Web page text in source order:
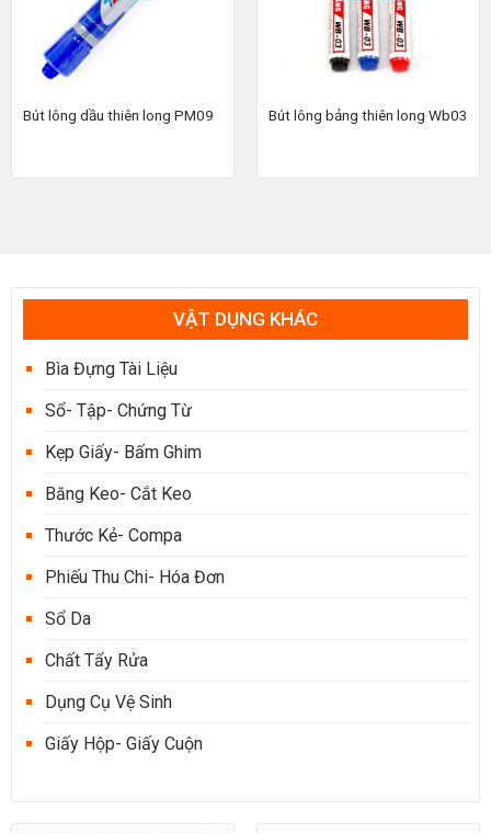
Bút lông dầu thiên long PM09 Bút lông bảng thiên long Wb03
VẬT DỤNG KHÁC
Bìa Đựng Tài Liệu
Sổ- Tập- Chứng Từ
Kẹp Giấy- Bấm Ghim
Băng Keo- Cắt Keo
Thước Kẻ- Compa
Phiếu Thu Chi- Hóa Đơn
Sổ Da
Chất Tẩy Rửa
Dụng Cụ Vệ Sinh
Giấy Hộp- Giấy Cuộn